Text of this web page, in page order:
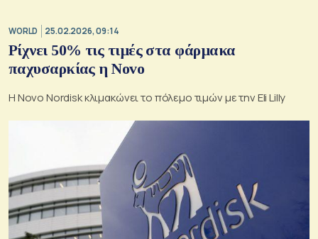
WORLD 25.02.2026, 09:14
Ρίχνει 50% τις τιμές στα φάρμακα
παχυσαρκίας η Novo
Η Novo Nordisk κλιμακώνει το πόλεμο τιμών με την Eli Lilly